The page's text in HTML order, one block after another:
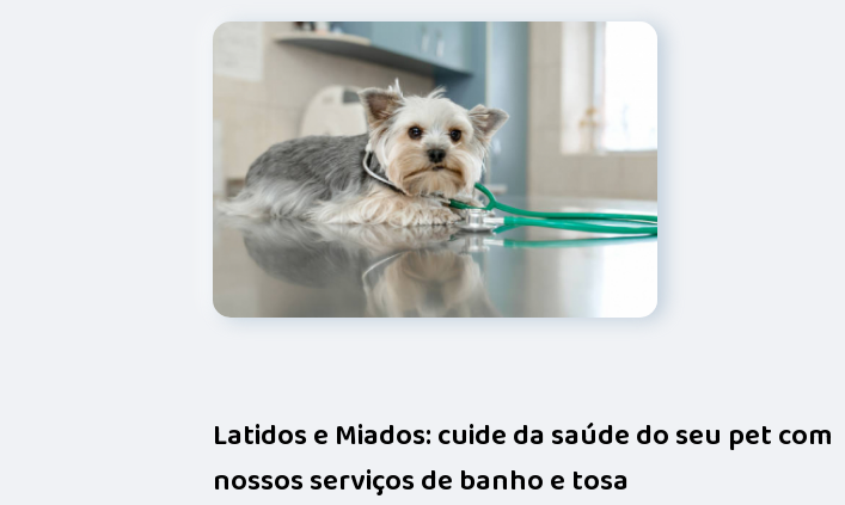
Latidos e Miados: cuide da saúde do seu pet com
nossos serviços de banho e tosa